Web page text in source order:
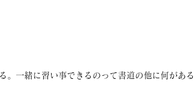
。一緒に習い事できるのって書道の他に何があ